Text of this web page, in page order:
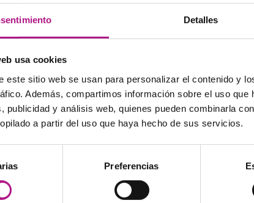
Detalles
usa cookies
este sitio web se usan para personalizar el contenido y
Además, compartimos información sobre el uso
publicidad y análisis web, quienes pueden combinarla
a partir del uso que haya hecho de sus servicios.
Preferencias
pusieron malos la semana pasada.
rain and they have
their shoes wet. — Han
los zapatos.
interrogativas y negativas llevan la marca de pasado
forma base:
the interview. — No me hicieron ningún comentario
. — No les revisaron el trabajo.